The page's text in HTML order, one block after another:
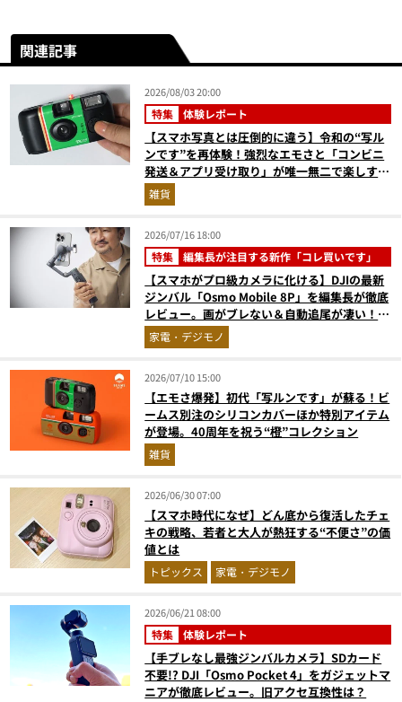
関連記事
2026/08/03 20:00
特集 体験レポート
【スマホ写真とは圧倒的に違う】令和の“写ル
ンです”を再体験！強烈なエモさと「コンビニ
発送＆アプリ受け取り」が唯一無二で楽しすぎ
た雑貨
2026/07/16 18:00
特集 編集長が注目する新作「コレ買いです」
【スマホがプロ級カメラに化ける】DJIの最新
ジンバル「Osmo Mobile 8P」を編集長が徹底
レビュー。画がブレない＆自動追尾が凄い！
『コレ買いです』Vol.170
家電・デジモノ
2026/07/10 15:00
【エモさ爆発】初代「写ルンです」が蘇る！ビ
ームス別注のシリコンカバーほか特別アイテム
が登場。40周年を祝う“橙”コレクション
雑貨
2026/06/30 07:00
【スマホ時代になぜ】どん底から復活したチェ
キの戦略、若者と大人が熱狂する“不便さ”の価
値とは
トピックス 家電・デジモノ
2026/06/21 08:00
特集 体験レポート
【手ブレなし最強ジンバルカメラ】SDカード
不要!? DJI「Osmo Pocket 4」をガジェットマ
ニアが徹底レビュー。旧アクセ互換性は？